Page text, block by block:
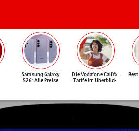
Samsung Galaxy
S26: Alle Preise
Die Vodafone CallYa-
Tarife im Überblick